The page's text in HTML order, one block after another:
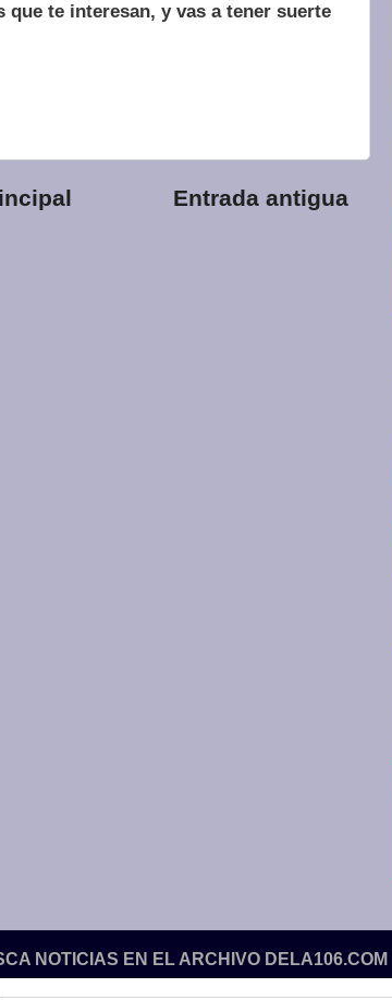
que te interesan, y vas a tener suerte
Entrada antigua
NOTICIAS EN EL ARCHIVO DELA106.COM